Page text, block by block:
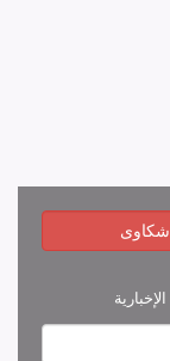
شكاوى